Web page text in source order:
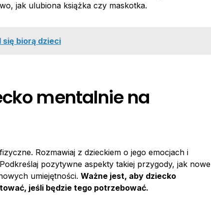
jak ulubiona książka czy maskotka.
się biorą dzieci
mentalnie na
Rozmawiaj z dzieckiem o jego emocjach i
pozytywne aspekty takiej przygody, jak nowe
umiejętności. Ważne jest, aby dziecko
jeśli będzie tego potrzebować.